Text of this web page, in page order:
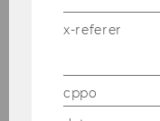
In­sti­tut für
ist
bis 1. Mai 2012
schaft­li­chen
x-referer
cppo